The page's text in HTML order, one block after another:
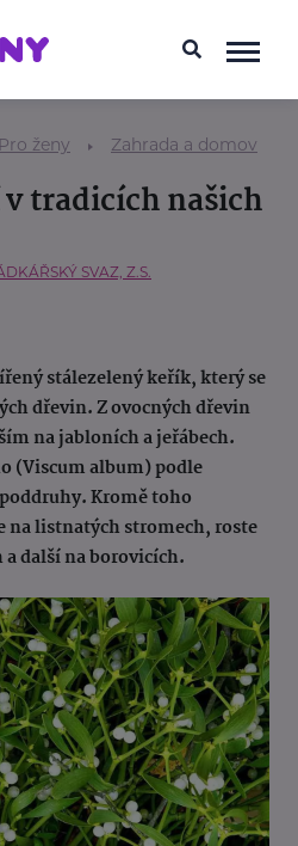
Pro ženy Zahrada a domov
tradicích našich
SVAZ, Z.S.
stálezelený keřík, který se
dřevin. Z ovocných dřevin
na jabloních a jeřábech.
(Viscum album) podle
Kromě toho
na listnatých stromech, roste
další na borovicích.